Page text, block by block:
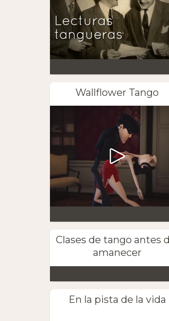
Wallflower Tango
Clases de tango antes
amanecer
En la pista de la vida